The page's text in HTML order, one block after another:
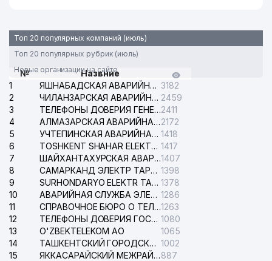
Топ 20 популярных компаний (июль)
Топ 20 популярных рубрик (июль)
Новые организации на сайте
№
Назвние
1
ЯШНАБАДСКАЯ АВАРИЙНАЯ СЛУЖБА ЭЛЕКТРОСЕТИ 3182
2
ЧИЛАНЗАРСКАЯ АВАРИЙНАЯ СЛУЖБА ЭЛЕКТРОСЕТИ 2459
3
ТЕЛЕФОНЫ ДОВЕРИЯ ГЕНЕРАЛЬНОЙ ПРОКУРАТУРЫ РЕСПУБЛИКИ УЗБЕКИСТАН2411
4
АЛМАЗАРСКАЯ АВАРИЙНАЯ СЛУЖБА ЭЛЕКТРОСЕТИ2172
5
УЧТЕПИНСКАЯ АВАРИЙНАЯ СЛУЖБА ЭЛЕКТРОСЕТИ 1418
6
TOSHKENT SHAHAR ELEKTR TARMOQLARI KORXONASI АО 1417
7
ШАЙХАНТАХУРСКАЯ АВАРИЙНАЯ СЛУЖБА ЭЛЕКТРОСЕТИ1407
8
САМАРКАНД ЭЛЕКТР ТАРМОКЛАРИ АО 1398
9
SURHONDARYO ELEKTR TARMOKLARI АО 1378
10
АВАРИЙНАЯ СЛУЖБА ЭЛЕКТРОСЕТИ ТАШКЕНТСКОГО РАЙОНА 1286
11
СПРАВОЧНОЕ БЮРО О ТЕЛЕФОНАХ ОРГАНИЗАЦИЙ г. ТАШКЕНТА1263
12
ТЕЛЕФОНЫ ДОВЕРИЯ ГОСУДАРСТВЕННОГО ЦЕНТРА ТЕСТИРОВАНИЯ 1080
13
O'ZBEKTELEKOM АО
1065
14
ТАШКЕНТСКИЙ ГОРОДСКОЙ СУД ПО ГРАЖДАНСКИМ ДЕЛАМ 1002
15
ЯККАСАРАЙСКИЙ МЕЖРАЙОННЫЙ СУД ПО ГРАЖДАНСКИМ ДЕЛАМ887